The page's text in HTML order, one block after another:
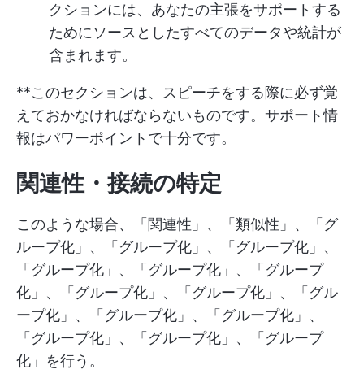
クションには、あなたの主張をサポートする
ためにソースとしたすべてのデータや統計が
含まれます。
**このセクションは、スピーチをする際に必ず覚
えておかなければならないものです。サポート情
報はパワーポイントで十分です。
関連性・接続の特定
このような場合、「関連性」、「類似性」、「グ
ループ化」、「グループ化」、「グループ化」、
「グループ化」、「グループ化」、「グループ
化」、「グループ化」、「グループ化」、「グル
ープ化」、「グループ化」、「グループ化」、
「グループ化」、「グループ化」、「グループ
化」を行う。